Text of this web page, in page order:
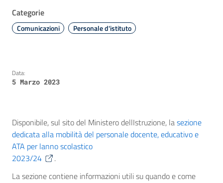
Categorie
Comunicazioni Personale d'istituto
Data:
5 Marzo 2023
Disponibile, sul sito del Ministero dellIstruzione, lasezione
dedicata alla mobilità del personale docente, educativo e
ATA per lanno scolastico
2023/24
.
La sezione contiene informazioni utili su quando e come